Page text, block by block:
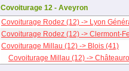
Covoiturage 12 - Aveyron
Covoiturage Rodez (12) -> Lyon
Covoiturage Rodez (12) -> Clermont-
Covoiturage Millau (12) -> Blois (41)
Covoiturage Millau (12) ->